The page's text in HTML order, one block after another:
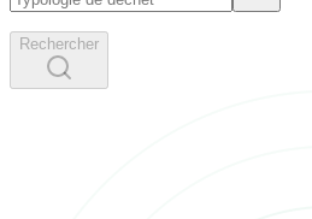
Rechercher